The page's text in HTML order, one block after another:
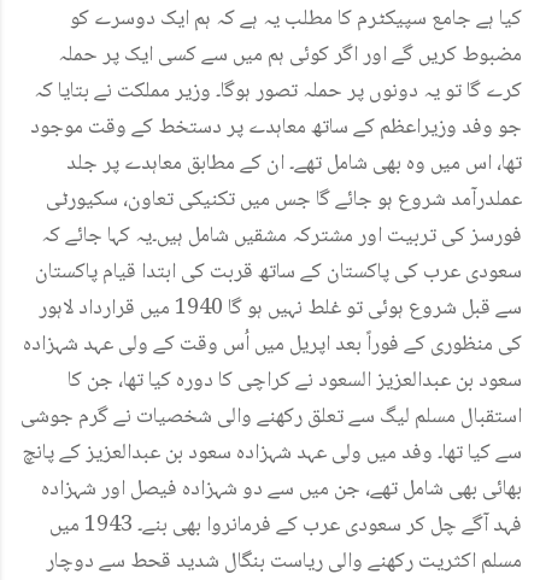
کیا ہے جامع سپیکٹرم کا مطلب یہ ہے کہ ہم ایک دوسرے کو
مضبوط کریں گے اور اگر کوئی ہم میں سے کسی ایک پر حملہ
کرے گا تو یہ دونوں پر حملہ تصور ہوگا۔ وزیر مملکت نے بتایا کہ
جو وفد وزیراعظم کے ساتھ معاہدے پر دستخط کے وقت موجود
تھا، اس میں وہ بھی شامل تھے۔ ان کے مطابق معاہدے پر جلد
عملدرآمد شروع ہو جائے گا جس میں تکنیکی تعاون، سکیورٹی
فورسز کی تربیت اور مشترکہ مشقیں شامل ہیں۔یہ کہا جائے کہ
سعودی عرب کی پاکستان کے ساتھ قربت کی ابتدا قیام پاکستان
سے قبل شروع ہوئی تو غلط نہیں ہو گا 1940 میں قرارداد لاہور
کی منظوری کے فوراً بعد اپریل میں اُس وقت کے ولی عہد شہزادہ
سعود بن عبدالعزیز السعود نے کراچی کا دورہ کیا تھا، جن کا
استقبال مسلم لیگ سے تعلق رکھنے والی شخصیات نے گرم جوشی
سے کیا تھا۔ وفد میں ولی عہد شہزادہ سعود بن عبدالعزیز کے پانچ
بھائی بھی شامل تھے، جن میں سے دو شہزادہ فیصل اور شہزادہ
فہد آگے چل کر سعودی عرب کے فرمانروا بھی بنے۔ 1943 میں
مسلم اکثریت رکھنے والی ریاست بنگال شدید قحط سے دوچار